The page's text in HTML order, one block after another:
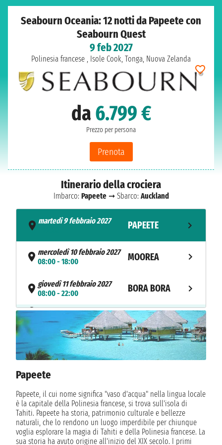
Seabourn Oceania: 12 notti da Papeete con
Seabourn Quest
9 feb 2027
Polinesia francese , Isole Cook, Tonga, Nuova Zelanda
da 6.799 €
Prezzo per persona
Prenota
Itinerario della crociera
Imbarco: Papeete➞ Sbarco: Auckland
martedì 9 febbraio 2027
PAPEETE
mercoledì 10 febbraio 2027
08:00 - 18:00
MOOREA
giovedì 11 febbraio 2027
08:00 - 22:00
BORA BORA
venerdì 12 febbraio 2027 NAVIGAZIONE
sabato 13 febbraio 2027
08:00 - 18:00
AITUTAKI
domenica 14 febbraio 2027 NAVIGAZIONE
lunedì 15 febbraio 2027
martedì 16 febbraio 2027
08:00 - 18:00
NUKU ALOFA
mercoledì 17 febbraio 2027 NAVIGAZIONE
giovedì 18 febbraio 2027 NAVIGAZIONE
Papeete
Papeete, il cui nome significa "vaso d'acqua" nella lingua locale
è la capitale della Polinesia francese, si trova sull'isola di
Tahiti. Papeete ha storia, patrimonio culturale e bellezze
naturali, che lo rendono un luogo imperdibile per chiunque
voglia esplorare la magia di Tahiti e della Polinesia francese. La
sua storia ha avuto origine all'inizio del XIX secolo. I primi